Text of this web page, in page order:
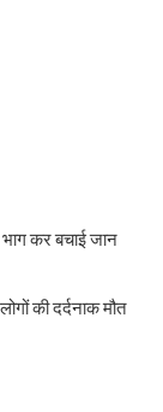
कर बचाई जान
की दर्दनाक मौत